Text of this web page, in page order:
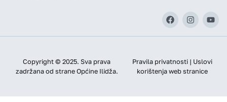
Copyright © 2025. Sva prava
zadržana od strane Općine Ilidža.
Pravila privatnosti | Uslovi
korištenja web stranice